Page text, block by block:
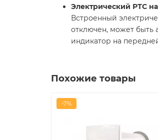
Электрический РТС
Встроенный
отключен, может быть
индикатор на
Похожие товары
-7%